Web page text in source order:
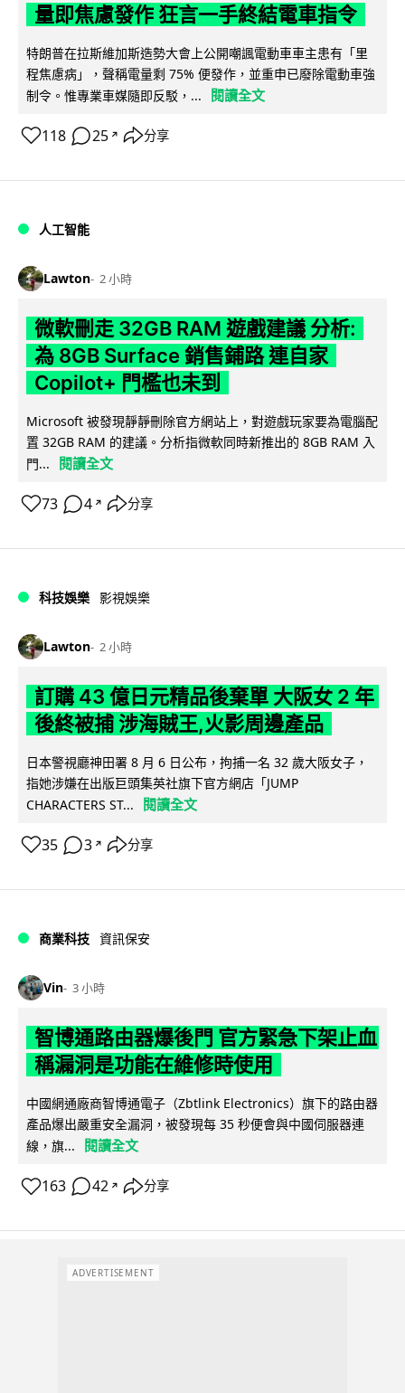
量即焦慮發作 狂言一手終結電車指令
特朗普在拉斯維加斯造勢大會上公開嘲諷電動車車主患有「里
程焦慮病」，聲稱電量剩 75% 便發作，並重申已廢除電動車強
制令。惟專業車媒隨即反駁，...
閱讀全文
118 25 ↗ 分享
人工智能
Lawton 2 小時
微軟刪走 32GB RAM 遊戲建議 分析:
為 8GB Surface 銷售鋪路 連自家
Copilot+ 門檻也未到
Microsoft 被發現靜靜刪除官方網站上，對遊戲玩家要為電腦配
置 32GB RAM 的建議。分析指微軟同時新推出的 8GB RAM 入
門...
閱讀全文
73 4 ↗ 分享
科技娛樂 影視娛樂
Lawton 2 小時
訂購 43 億日元精品後棄單 大阪女 2 年
後終被捕 涉海賊王,火影周邊產品
日本警視廳神田署 8 月 6 日公布，拘捕一名 32 歲大阪女子，
指她涉嫌在出版巨頭集英社旗下官方網店「JUMP
CHARACTERS ST...
閱讀全文
35 3 ↗ 分享
商業科技 資訊保安
Vin 3 小時
智博通路由器爆後門 官方緊急下架止血
稱漏洞是功能在維修時使用
中國網通廠商智博通電子（Zbtlink Electronics）旗下的路由器
產品爆出嚴重安全漏洞，被發現每 35 秒便會與中國伺服器連
線，旗...
閱讀全文
163 42 ↗ 分享
ADVERTISEMENT